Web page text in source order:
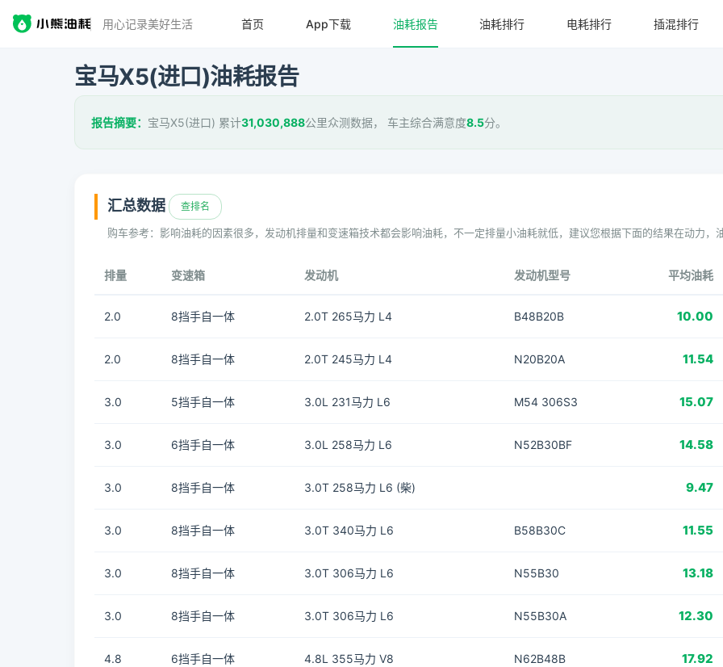
用心记录美好生活 首页 App下载 油耗报告 油耗排行 电耗排行 插混排行
宝马X5(进口)油耗报告
报告摘要： 宝马X5(进口) 累计31,030,888公里众测数据， 车主综合满意度8.5分。
汇总数据 查排名
购车参考：影响油耗的因素很多，发动机排量和变速箱技术都会影响油耗，不一定排量小油耗就低，建议您根据下面的结果在动力
排量 变速箱 发动机 发动机型号 平均油耗
2.0 8挡手自一体 2.0T 265马力 L4 B48B20B 10.00
2.0 8挡手自一体 2.0T 245马力 L4 N20B20A 11.54
3.0 5挡手自一体 3.0L 231马力 L6 M54 306S3 15.07
3.0 6挡手自一体 3.0L 258马力 L6 N52B30BF 14.58
3.0 8挡手自一体 3.0T 258马力 L6 (柴) 9.47
3.0 8挡手自一体 3.0T 340马力 L6 B58B30C 11.55
3.0 8挡手自一体 3.0T 306马力 L6 N55B30 13.18
3.0 8挡手自一体 3.0T 306马力 L6 N55B30A 12.30
4.8 6挡手自一体 4.8L 355马力 V8 N62B48B 17.92